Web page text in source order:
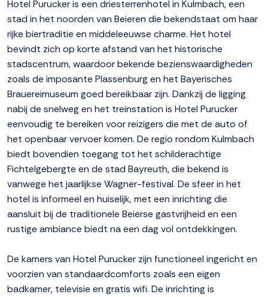
Hotel Purucker is een driesterrenhotel in Kulmbach, een
stad in het noorden van Beieren die bekendstaat om haar
rijke biertraditie en middeleeuwse charme. Het hotel
bevindt zich op korte afstand van het historische
stadscentrum, waardoor bekende bezienswaardigheden
zoals de imposante Plassenburg en het Bayerisches
Brauereimuseum goed bereikbaar zijn. Dankzij de ligging
nabij de snelweg en het treinstation is Hotel Purucker
eenvoudig te bereiken voor reizigers die met de auto of
het openbaar vervoer komen. De regio rondom Kulmbach
biedt bovendien toegang tot het schilderachtige
Fichtelgebergte en de stad Bayreuth, die bekend is
vanwege het jaarlijkse Wagner-festival. De sfeer in het
hotel is informeel en huiselijk, met een inrichting die
aansluit bij de traditionele Beierse gastvrijheid en een
rustige ambiance biedt na een dag vol ontdekkingen.
De kamers van Hotel Purucker zijn functioneel ingericht en
voorzien van standaardcomforts zoals een eigen
badkamer, televisie en gratis wifi. De inrichting is